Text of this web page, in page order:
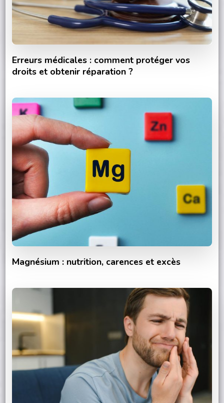
Erreurs médicales : comment protéger vos
droits et obtenir réparation ?
Magnésium : nutrition, carences et excès